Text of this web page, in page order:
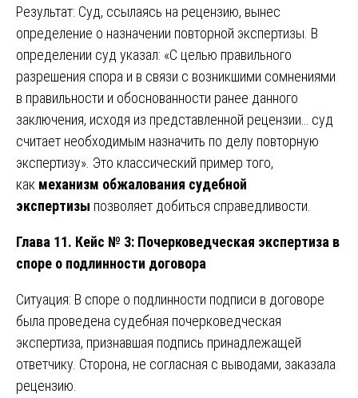
Результат: Суд, ссылаясь на рецензию, вынес
определение о назначении повторной экспертизы. В
определении суд указал: «С целью правильного
разрешения спора и в связи с возникшими сомнениями
в правильности и обоснованности ранее данного
заключения, исходя из представленной рецензии… суд
считает необходимым назначить по делу повторную
экспертизу». Это классический пример того,
как механизм обжалования судебной
экспертизы позволяет добиться справедливости.
Глава 11. Кейс № 3: Почерковедческая экспертиза в
споре о подлинности договора
Ситуация: В споре о подлинности подписи в договоре
была проведена судебная почерковедческая
экспертиза, признавшая подпись принадлежащей
ответчику. Сторона, не согласная с выводами, заказала
рецензию.